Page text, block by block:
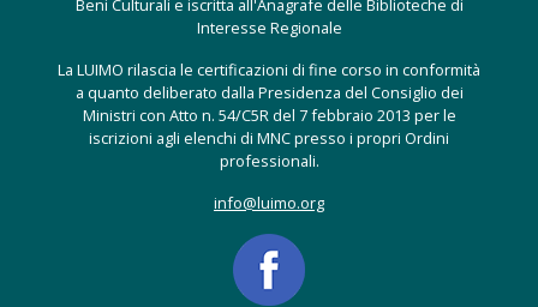
Beni Culturali e iscritta all'Anagrafe delle Biblioteche di
Interesse Regionale
La LUIMO rilascia le certificazioni di fine corso in conformità
a quanto deliberato dalla Presidenza del Consiglio dei
Ministri con Atto n. 54/C5R del 7 febbraio 2013 per le
iscrizioni agli elenchi di MNC presso i propri Ordini
professionali.
info@luimo.org